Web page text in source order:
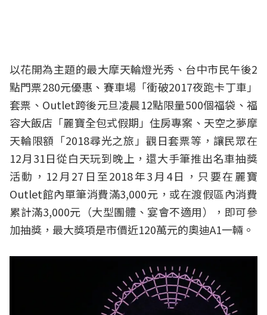
以花開為主題的最大摩天輪燈光秀、台中市民午後2
點門票280元優惠、賽車場「衝破2017夜跑卡丁車」
套票、Outlet跨後元旦凌晨12點限量500個福袋、福
容大飯店「麗寶全包式假期」住房專案、天空之夢摩
天輪限額「2018尋光之旅」觀日套票等，讓民眾在
12月31日從白天玩到晚上，還大手筆推出名車抽獎
活動，12月27日至2018年3月4日，只要在麗寶
Outlet館內單筆消費滿3,000元，或在渡假區內消費
累計滿3,000元（大型團體、宴會不適用），即可參
加抽獎，最大獎項是市價近120萬元的奧迪A1一輛。